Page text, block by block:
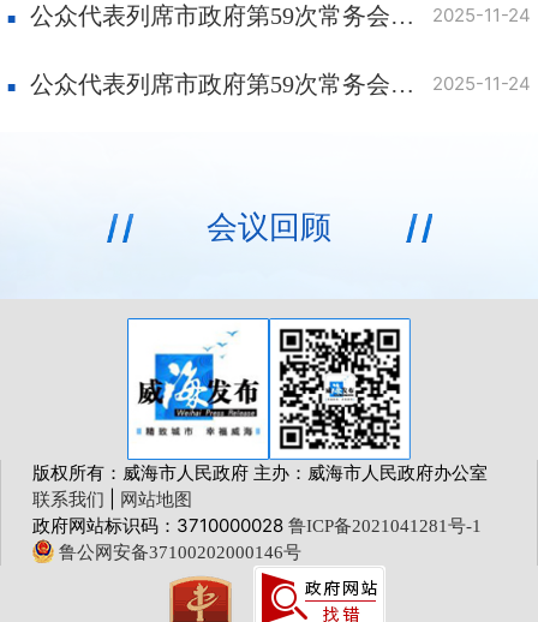
2025-11-24
公众代表列席市政府第59次常务会议（食品药品安全议题）意见发表及采纳情况
2025-11-24
公众代表列席市政府第59次常务会议（知识产权强市议题）意见发表及采纳情况
会议回顾
版权所有：威海市人民政府 主办：威海市人民政府办公室
联系我们 网站地图
政府网站标识码：3710000028 鲁ICP备2021041281号-1
鲁公网安备37100202000146号